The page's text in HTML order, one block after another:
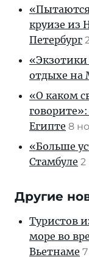
круизе из
Петербург
«Экзотики
отдыхе на
«О каком
Египте 8
«Больше
Стамбуле 2
Другие
Туристов
море во
Вьетнаме